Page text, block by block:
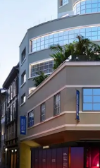
separato dalla
Alessandro